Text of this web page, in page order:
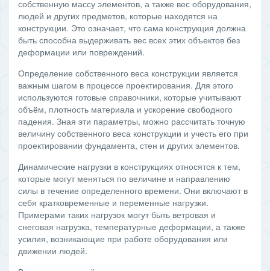
собственную массу элементов, а также вес оборудования,
людей и других предметов, которые находятся на
конструкции. Это означает, что сама конструкция должна
быть способна выдерживать вес всех этих объектов без
деформации или повреждений.
Определение собственного веса конструкции является
важным шагом в процессе проектирования. Для этого
используются готовые справочники, которые учитывают
объём, плотность материала и ускорение свободного
падения. Зная эти параметры, можно рассчитать точную
величину собственного веса конструкции и учесть его при
проектировании фундамента, стен и других элементов.
Динамические нагрузки в конструкциях относятся к тем,
которые могут меняться по величине и направлению
силы в течение определенного времени. Они включают в
себя кратковременные и переменные нагрузки.
Примерами таких нагрузок могут быть ветровая и
снеговая нагрузка, температурные деформации, а также
усилия, возникающие при работе оборудования или
движении людей.